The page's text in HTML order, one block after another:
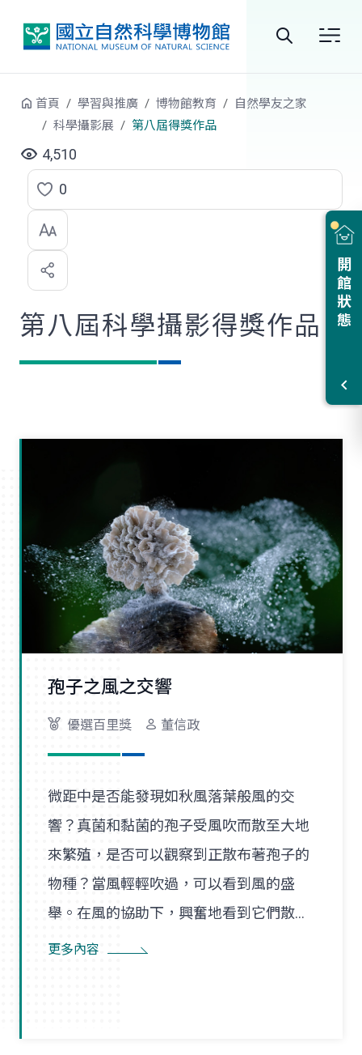
站
開館狀態
首頁 學習與推廣 博物館教育
自然學友之家
科學攝影展
第八屆得獎作品
4,510
點
選
喜
歡
0
第八屆科學攝影得獎作品
孢子之風之交響
優選百里獎 董信政
微距中是否能發現如秋風落葉般風的交
響？真菌和黏菌的孢子受風吹而散至大地
來繁殖，是否可以觀察到正散布著孢子的
物種？當風輕輕吹過，可以看到風的盛
舉。在風的協助下，興奮地看到它們散播
孢子的盛況，在精彩過程中也看到了風的
更多內容